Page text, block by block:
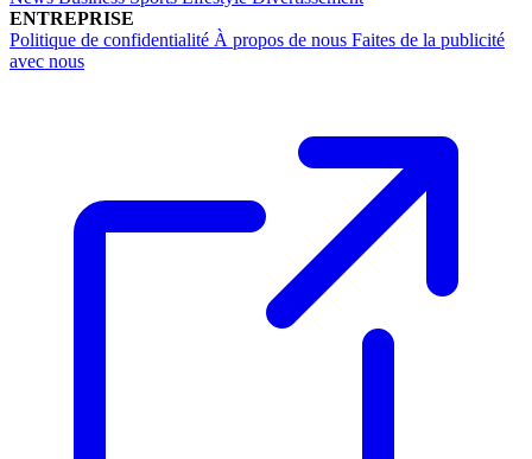
ENTREPRISE
Politique de confidentialité À propos de nous Faites de la publicité
avec nous